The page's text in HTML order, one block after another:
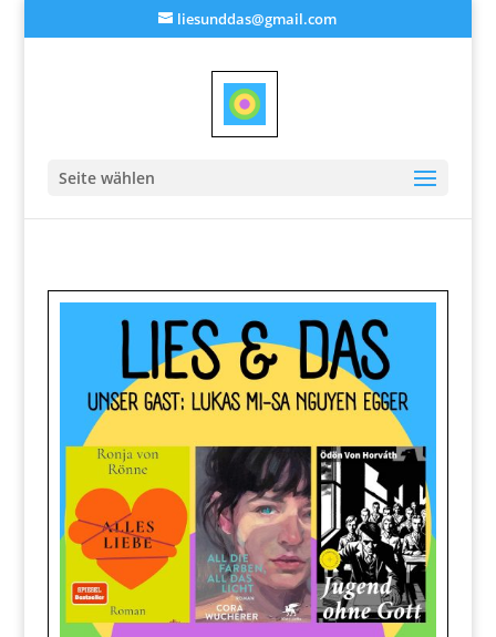
liesunddas@gmail.com
Seite wählen